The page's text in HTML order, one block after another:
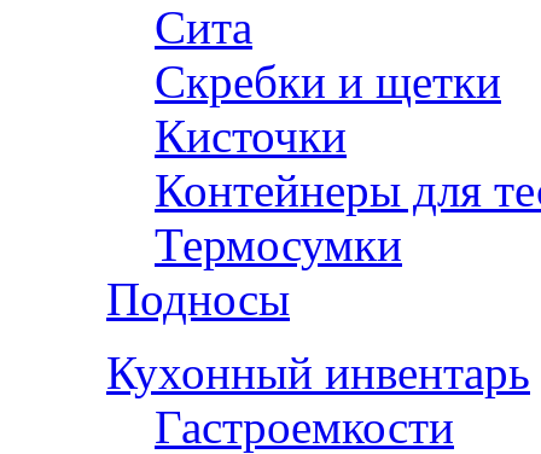
Сита
Скребки и щетки
Кисточки
Контейнеры для
Термосумки
Подносы
Кухонный инвентарь
Гастроемкости